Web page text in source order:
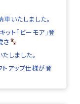
いたしました。
ト「ビーモア」登
さ
しました。
トアップ仕様が登